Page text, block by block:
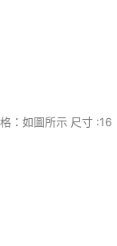
：如圖所示 尺寸 :16